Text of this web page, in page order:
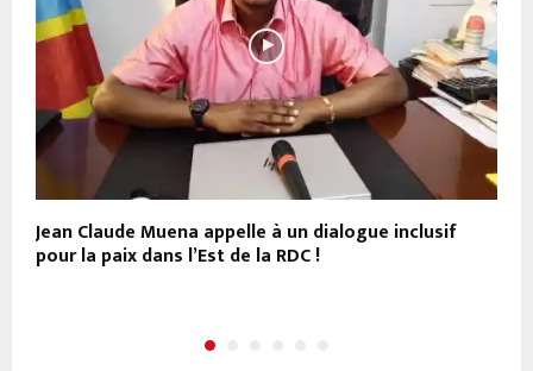
Jean Claude Muena appelle à un dialogue inclusif
pour la paix dans l’Est de la RDC !